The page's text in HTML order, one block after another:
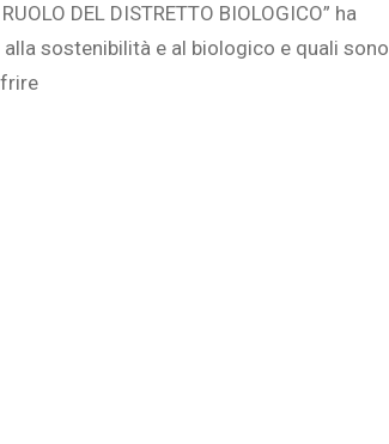
DEL DISTRETTO BIOLOGICO” ha
sostenibilità e al biologico e quali sono